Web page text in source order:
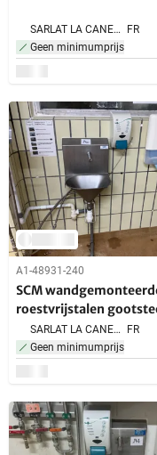
SARLAT LA CANEDA,
FR
Geen minimumprijs
A1-48931-240
SCM
roestvrijstalen
SARLAT LA CANEDA,
FR
Geen minimumprijs